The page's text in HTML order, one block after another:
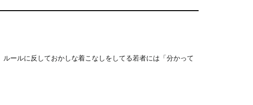
ルールに反しておかしな着こなしをしてる若者には「分かって